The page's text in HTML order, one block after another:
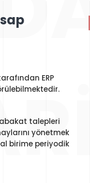
ERP
talepleri
yönetmek
birime periyodik